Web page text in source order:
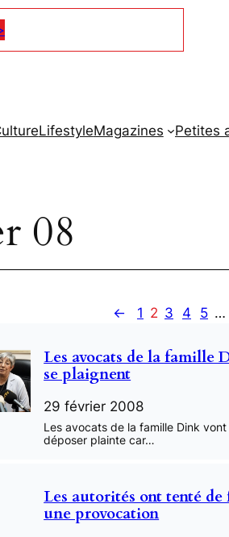
LifestyleMagazines Petites
08
← 1 2 3 4 5 …
Les avocats de la famille
se plaignent
29 février 2008
Les avocats de la famille Dink vont
déposer plainte car…
Les autorités ont tenté de
une provocation